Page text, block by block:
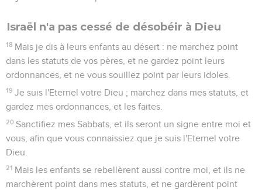
Israël n'a pas cessé de désobéir à Dieu
18 Mais je dis à leurs enfants au désert : ne marchez point
dans les statuts de vos pères, et ne gardez point leurs
ordonnances, et ne vous souillez point par leurs idoles.
19 Je suis l'Eternel votre Dieu ; marchez dans mes statuts, et
gardez mes ordonnances, et les faites.
20 Sanctifiez mes Sabbats, et ils seront un signe entre moi et
vous, afin que vous connaissiez que je suis l'Eternel votre
Dieu.
21 Mais les enfants se rebellèrent aussi contre moi, et ils ne
marchèrent point dans mes statuts, et ne gardèrent point